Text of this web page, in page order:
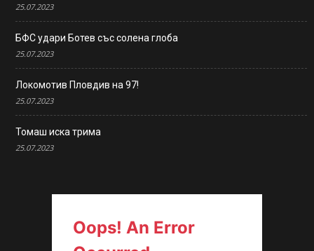
25.07.2023
БФС удари Ботев със солена глоба
25.07.2023
Локомотив Пловдив на 97!
25.07.2023
Томаш иска трима
25.07.2023